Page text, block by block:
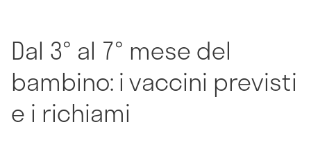
Dal 3° al 7° mese del
bambino: i vaccini previsti
e i richiami